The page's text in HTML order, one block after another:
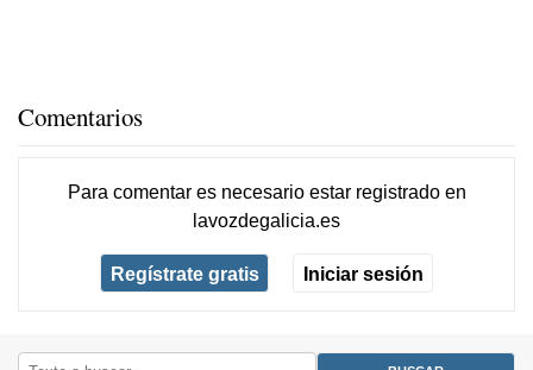
Comentarios
Para comentar es necesario estar registradoen
lavozdegalicia.es
Regístrate gratis Iniciar sesión